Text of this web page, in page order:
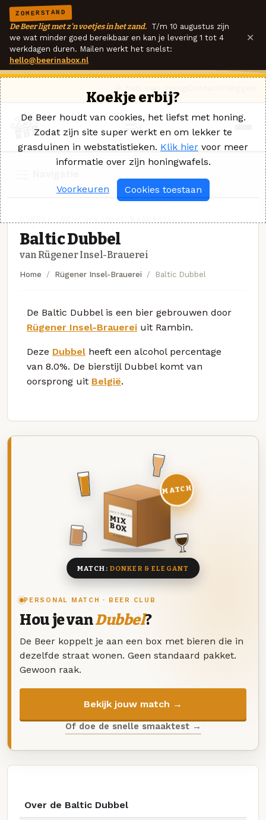
ZOMERSTAND
De Beer ligt met z'n voetjes in het zand. T/m 10 augustus zijn
we wat minder goed bereikbaar en kan je levering 1 tot 4
werkdagen duren. Mailen werkt het snelst:
hello@beerinabox.nl
×
Baltic Dubbel
van Rügener Insel-Brauerei
Home Rügener Insel-Brauerei Baltic Dubbel
De Baltic Dubbel is een bier gebrouwen door
Rügener Insel-Brauerei uit Rambin.
Deze Dubbel heeft een alcohol percentage
van 8.0%. De bierstijl Dubbel komt van
oorsprong uit België.
PERSONAL MATCH · BEER CLUB
Hou je vanDubbel?
De Beer koppelt je aan een box met bieren die in
dezelfde straat wonen. Geen standaard pakket.
Gewoon raak.
Bekijk jouw match →
Of doe de snelle smaaktest →
DEZE MAAND
MIX
BOX
8 BIEREN
MATCH
MATCH: DONKER & ELEGANT
Over de Baltic Dubbel
Koekje erbij?
De Beer houdt van cookies, het liefst met honing.
Zodat zijn site super werkt en om lekker te
grasduinen in webstatistieken. Klik hier voor meer
informatie over zijn honingwafels.
Voorkeuren Cookies toestaan